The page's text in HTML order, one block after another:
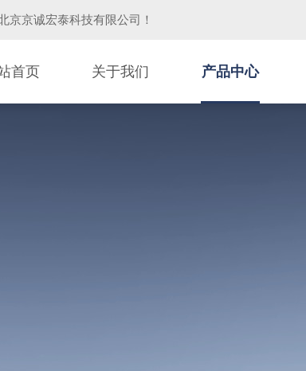
京京诚宏泰科技有限公司 ！
首页 关于我们 产品中心